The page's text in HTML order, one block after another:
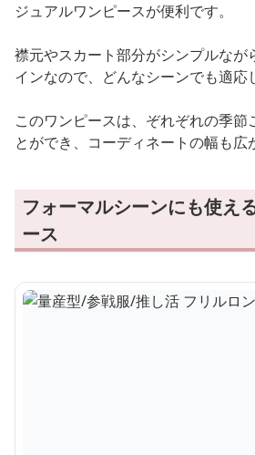
ジュアルワンピースが便利です。
襟元やスカート部分がシンプルなが
インなので、どんなシーンでも適応
このワンピースは、ぞれぞれの季節
とができ、コーディネートの幅も広
フォーマルシーンにも使え
ース